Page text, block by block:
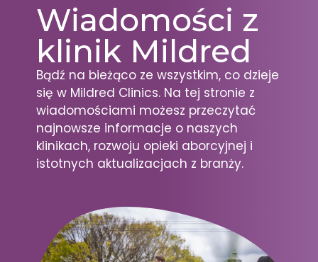
Wiadomości z
klinik Mildred
Bądź na bieżąco ze wszystkim, co dzieje
się w Mildred Clinics. Na tej stronie z
wiadomościami możesz przeczytać
najnowsze informacje o naszych
klinikach, rozwoju opieki aborcyjnej i
istotnych aktualizacjach z branży.